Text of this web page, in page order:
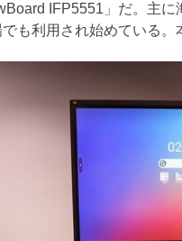
IFP5551」だ。主
も利用され始めている。